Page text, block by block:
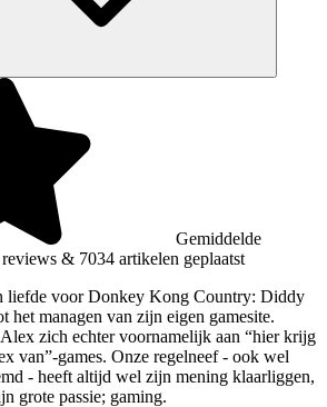
Gemiddelde
& 7034 artikelen geplaatst
liefde voor Donkey Kong Country: Diddy
het managen van zijn eigen gamesite.
zich echter voornamelijk aan “hier krijg
van”-games. Onze regelneef - ook wel
- heeft altijd wel zijn mening klaarliggen,
grote passie; gaming.